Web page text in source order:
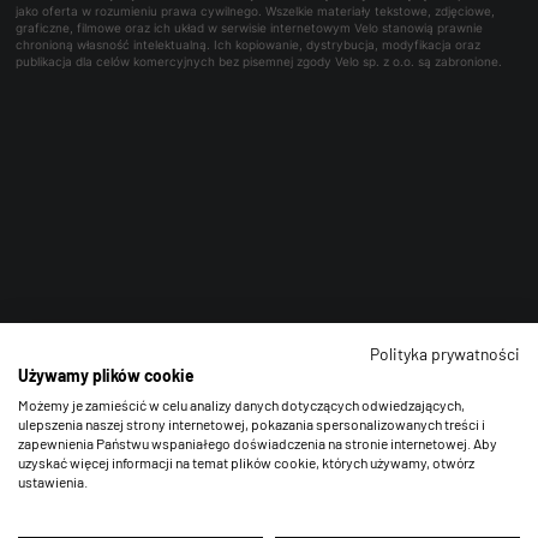
jako oferta w rozumieniu prawa cywilnego. Wszelkie materiały tekstowe, zdjęciowe,
graficzne, filmowe oraz ich układ w serwisie internetowym Velo stanowią prawnie
chronioną własność intelektualną. Ich kopiowanie, dystrybucja, modyfikacja oraz
publikacja dla celów komercyjnych bez pisemnej zgody Velo sp. z o.o. są zabronione.
Polityka prywatności
Używamy plików cookie
Możemy je zamieścić w celu analizy danych dotyczących odwiedzających,
ulepszenia naszej strony internetowej, pokazania spersonalizowanych treści i
zapewnienia Państwu wspaniałego doświadczenia na stronie internetowej. Aby
uzyskać więcej informacji na temat plików cookie, których używamy, otwórz
ustawienia.